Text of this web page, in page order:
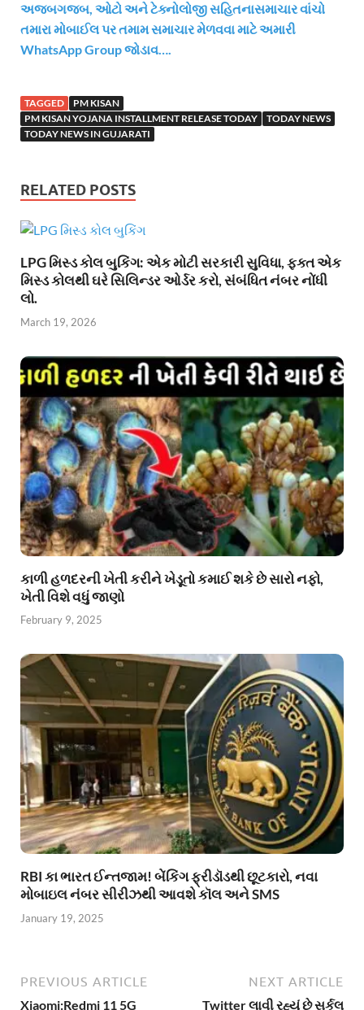
અજબગજબ, ઓટો અને ટેક્નોલોજી સહિતનાસમાચાર વાંચો
તમારા મોબાઈલ પર તમામ સમાચાર મેળવવા માટે અમારી
WhatsApp Group જોડાવ….
TAGGED
PM KISAN
PM KISAN YOJANA INSTALLMENT RELEASE TODAY
TODAY NEWS
TODAY NEWS IN GUJARATI
RELATED POSTS
LPG મિસ્ડ કોલ બુકિંગ: એક મોટી સરકારી સુવિધા, ફક્ત એક
મિસ્ડ કોલથી ઘરે સિલિન્ડર ઓર્ડર કરો, સંબંધિત નંબર નોંધી
લો.
March 19, 2026
કાળી હળદરની ખેતી કરીને ખેડૂતો કમાઈ શકે છે સારો નફો,
ખેતી વિશે વધું જાણો
February 9, 2025
RBI કા ભારત ઈન્તજામ! બેંકિંગ ફ્રીડૉડથી છૂટકારો, નવા
મોબાઇલ નંબર સીરીઝથી આવશે કૉલ અને SMS
January 19, 2025
PREVIOUS ARTICLE
Xiaomi:Redmi 11 5G
NEXT ARTICLE
Twitter લાવી રહ્યું છે સર્કલ